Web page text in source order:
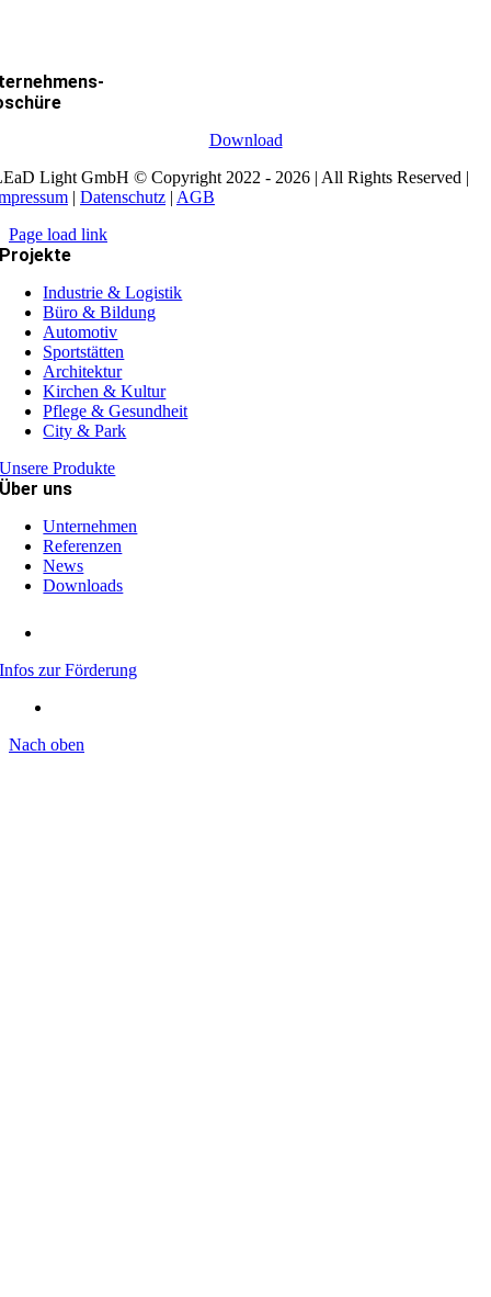
Download
Light GmbH © Copyright 2022 - 2026 | All Rights Reserved |
| Datenschutz | AGB
Page load link
Projekte
Industrie & Logistik
Büro & Bildung
Automotiv
Sportstätten
Architektur
Kirchen & Kultur
Pflege & Gesundheit
City & Park
Unsere Produkte
Über uns
Unternehmen
Referenzen
News
Downloads
Infos zur Förderung
Nach oben